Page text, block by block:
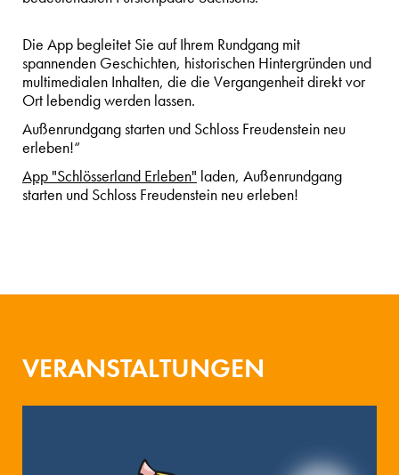
Die App begleitet Sie auf Ihrem Rundgang mit
spannenden Geschichten, historischen Hintergründen und
multimedialen Inhalten, die die Vergangenheit direkt vor
Ort lebendig werden lassen.
Außenrundgang starten und Schloss Freudenstein neu
erleben!“
App "Schlösserland Erleben" laden, Außenrundgang
starten und Schloss Freudenstein neu erleben!
VERANSTALTUNGEN